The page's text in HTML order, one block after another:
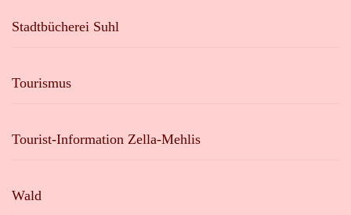
Stadtbücherei Suhl
Tourismus
Tourist-Information Zella-Mehlis
Wald